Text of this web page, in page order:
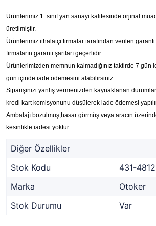
Ürünlerimiz 1. sınıf yan sanayi kalitesinde orjinal
üretilmiştir.
Ürünlerimiz ithalatçı firmalar tarafından verilen
firmaların garanti şartları geçerlidir.
Ürünlerimizden memnun kalmadığınız taktirde 7 gün
gün içinde iade ödemesini alabilirsiniz.
Siparişinizi yanlış vermenizden kaynaklanan
kredi kart komisyonunu düşülerek iade ödemesi
Ambalajı bozulmuş,hasar görmüş veya aracın
kesinlikle iadesi yoktur.
Diğer Özellikler
Stok Kodu
431-4812
Marka
Otoker
Stok Durumu
Var